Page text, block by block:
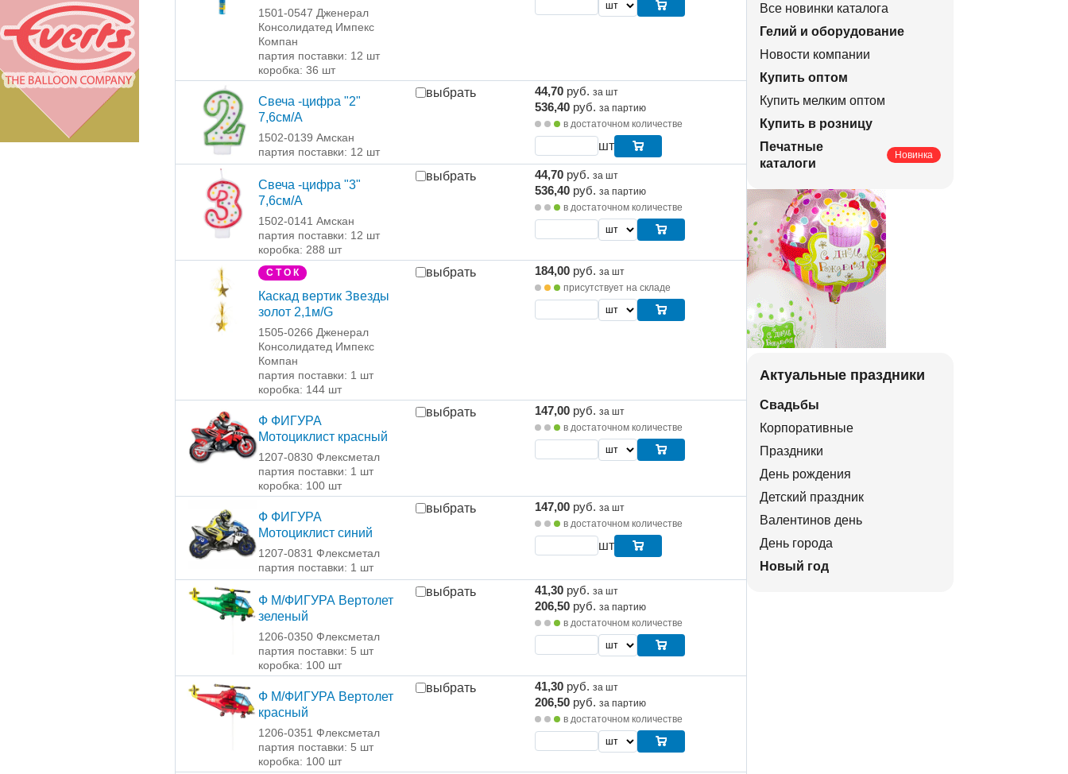
1501-0547 Дженерал
Консолидатед Импекс
Компан
партия поставки: 12 шт
коробка: 36 шт
Свеча -цифра "2"
7,6см/A
1502-0139 Амскан
партия поставки: 12 шт
выбрать 44,70 руб. за шт
536,40 руб. за партию
в достаточном количестве
шт
Свеча -цифра "3"
7,6см/A
1502-0141 Амскан
партия поставки: 12 шт
коробка: 288 шт
выбрать 44,70 руб. за шт
536,40 руб. за партию
в достаточном количестве
С Т О К
Каскад вертик Звезды
золот 2,1м/G
1505-0266 Дженерал
Консолидатед Импекс
Компан
партия поставки: 1 шт
коробка: 144 шт
выбрать 184,00 руб. за шт
присутствует на складе
Ф ФИГУРА
Мотоциклист красный
1207-0830 Флексметал
партия поставки: 1 шт
коробка: 100 шт
выбрать 147,00 руб. за шт
в достаточном количестве
Ф ФИГУРА
Мотоциклист синий
1207-0831 Флексметал
партия поставки: 1 шт
выбрать 147,00 руб. за шт
в достаточном количестве
шт
Ф М/ФИГУРА Вертолет
зеленый
1206-0350 Флексметал
партия поставки: 5 шт
коробка: 100 шт
выбрать 41,30 руб. за шт
206,50 руб. за партию
в достаточном количестве
Ф М/ФИГУРА Вертолет
красный
1206-0351 Флексметал
партия поставки: 5 шт
коробка: 100 шт
выбрать 41,30 руб. за шт
206,50 руб. за партию
в достаточном количестве
Все новинки каталога
Гелий и оборудование
Новости компании
Купить оптом
Купить мелким оптом
Купить в розницу
Печатные
каталоги
Новинка
Актуальные праздники
Свадьбы
Корпоративные
Праздники
День рождения
Детский праздник
Валентинов день
День города
Новый год